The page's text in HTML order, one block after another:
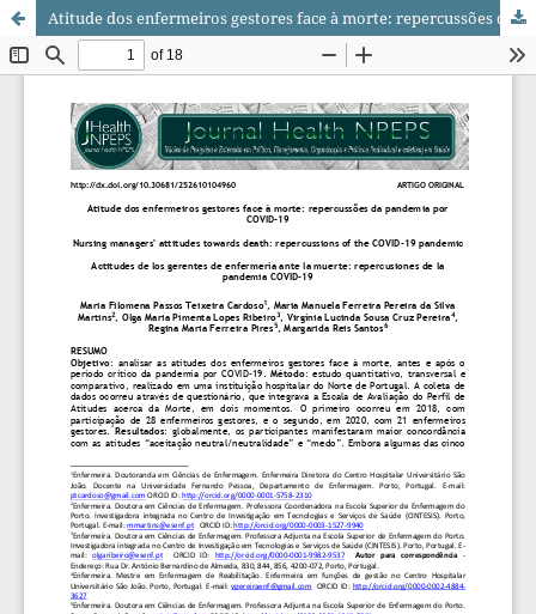
Atitude dos enfermeiros gestores face à morte: repercussões da pandemia por COVID-19/ Nursing managers' attitudes towards death: repercussions of the COVID-19 pandemic/ Actitudes de los gerentes de enfermería ante la muerte: repercusiones de la pandemia COVID-19